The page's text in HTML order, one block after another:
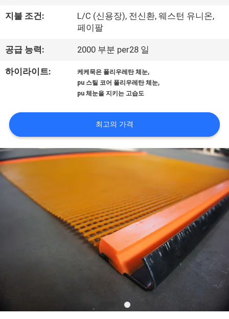
공
투
어
품
질
관
리
뉴
지불 조건:
L/C (신용장), 전신환, 웨스턴 유니온,
페이팔
공급 능력: 2000 부분 per28 일
하이라이트: 케케묵은 폴리우레탄 체눈,
pu 스틸 코어 폴리우레탄 체눈,
pu 체눈을 지키는 고습도
최고의 가격